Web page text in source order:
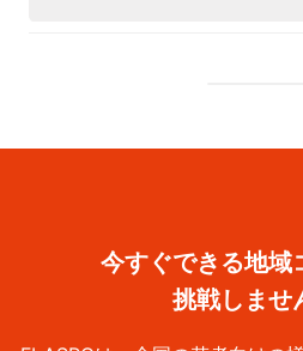
今すぐできる地域
挑戦しませ